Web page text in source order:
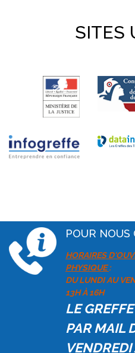
SITES
POUR NOUS
HORAIRES
PHYSIQUE:
DU LUNDI AU
13H À 16H
LE
PAR MAIL
VENDREDI